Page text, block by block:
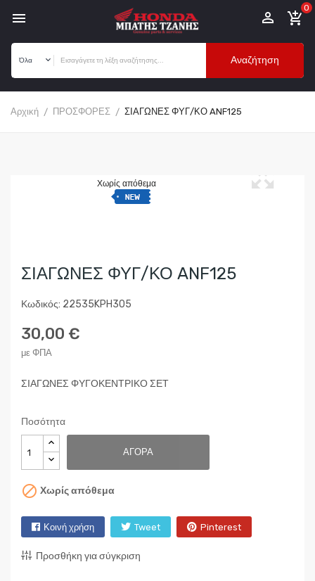
 add_shopping_cart
0

Αναζήτηση
Αρχική ΠΡΟΣΦΟΡΕΣ ΣΙΑΓΩΝΕΣ ΦΥΓ/ΚΟ ANF125
Χωρίς απόθεμα
ΣΙΑΓΩΝΕΣ ΦΥΓ/ΚΟ ANF125
Κωδικός: 22535KPH305
30,00 €
με ΦΠΑ
ΣΙΑΓΩΝΕΣ ΦΥΓΟΚΕΝΤΡΙΚΟ ΣΕΤ
Ποσότητα
ΑΓΟΡΆ
 Χωρίς απόθεμα
Κοινή χρήση Tweet Pinterest
Προσθήκη για σύγκριση